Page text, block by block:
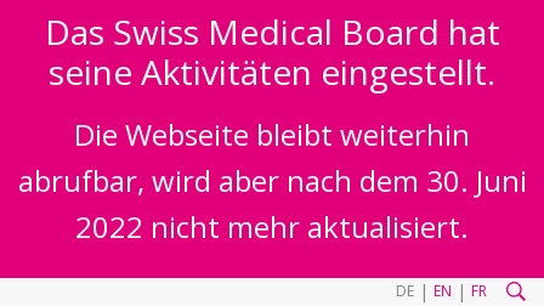
Das Swiss Medical Board hat
seine Aktivitäten eingestellt.
Die Webseite bleibt weiterhin
abrufbar, wird aber nach dem 30. Juni
2022 nicht mehr aktualisiert.
DE | EN | FR